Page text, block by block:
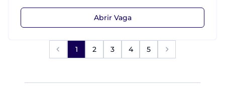
Abrir Vaga
1 2 3 4 5